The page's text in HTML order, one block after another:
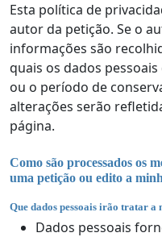
Esta política de
autor da petição. Se o
informações são
quais os dados
ou o período de
alterações serão
página.
Como são processados os
uma petição ou edito a
Que dados pessoais irão tratar a
Dados pessoais